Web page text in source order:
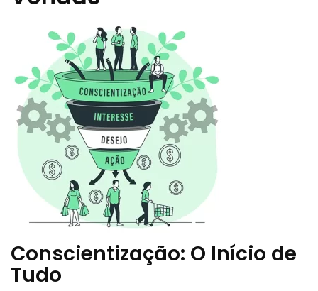
Conscientização: O Início de
Tudo